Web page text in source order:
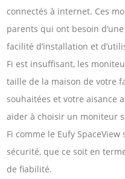
connectés à internet. Ces
parents qui ont besoin
facilité d’installation et
Fi est insuffisant, les
taille de la maison de votre
souhaitées et votre aisance
aider à choisir un moniteur
Fi comme le Eufy
sécurité, que ce soit en
de fiabilité.